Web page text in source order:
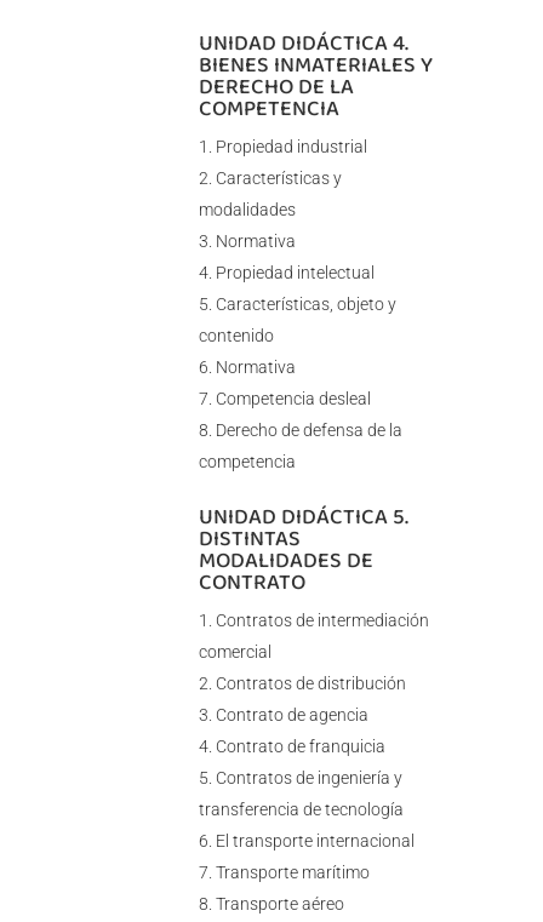
UNIDAD DIDÁCTICA 4.
BIENES INMATERIALES Y
DERECHO DE LA
COMPETENCIA
Propiedad industrial
Características y
modalidades
Normativa
Propiedad intelectual
Características, objeto y
contenido
Normativa
Competencia desleal
Derecho de defensa de la
competencia
UNIDAD DIDÁCTICA 5.
DISTINTAS
MODALIDADES DE
CONTRATO
Contratos de intermediación
comercial
Contratos de distribución
Contrato de agencia
Contrato de franquicia
Contratos de ingeniería y
transferencia de tecnología
El transporte internacional
Transporte marítimo
Transporte aéreo